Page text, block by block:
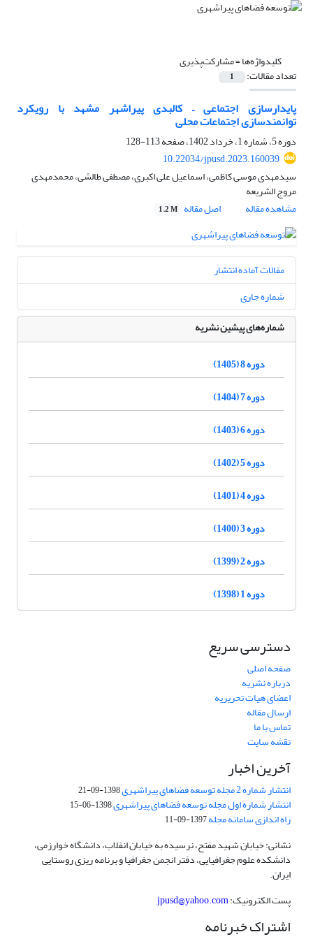
کلیدواژه‌ها =مشارکت‌پذیری
تعداد مقالات: 1
پایدارسازی اجتماعی – کالبدی پیراشهر مشهد با رویکرد
توانمندسازی اجتماعات محلی
دوره 5، شماره 1، خرداد 1402، صفحه
113-128
10.22034/jpusd.2023.160039
سیدمهدی موسی کاظمی، اسماعیل علی اکبری، مصطفی طالشی، محمدمهدی
مروج الشریعه
مشاهده مقاله
اصل مقاله 1.2 M
مقالات آماده انتشار
شماره جاری
شماره‌های پیشین نشریه
دوره 8 (1405)
دوره 7 (1404)
دوره 6 (1403)
دوره 5 (1402)
دوره 4 (1401)
دوره 3 (1400)
دوره 2 (1399)
دوره 1 (1398)
دسترسی سریع
صفحه اصلی
درباره نشریه
اعضای هیات تحریریه
ارسال مقاله
تماس با ما
نقشه سایت
آخرین اخبار
انتشار شماره 2 مجله توسعه فضاهای پیراشهری 1398-09-21
انتشار شماره اول مجله توسعه فضاهای پیراشهری1398-06-15
راه اندازی سامانه مجله1397-09-11
نشانی: خیابان شهید مفتح، نرسیده به خیابان انقلاب، دانشگاه خوارزمی،
دانشکده علوم جغرافیایی، دفتر انجمن جغرافیا و برنامه ریزی روستایی
ایران.
پست الکترونیک:jpusd@yahoo.com
اشتراک خبرنامه